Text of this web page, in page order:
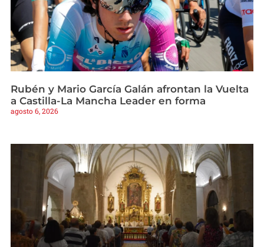
Rubén y Mario García Galán afrontan la Vuelta
a Castilla-La Mancha Leader en forma
agosto 6, 2026